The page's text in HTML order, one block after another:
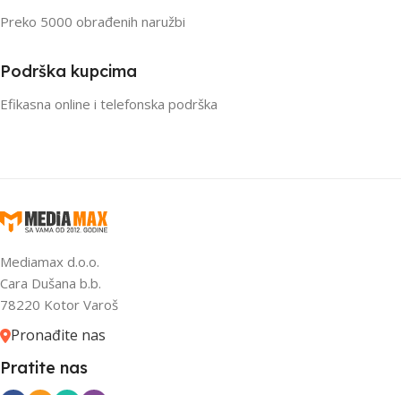
Preko 5000 obrađenih naružbi
Podrška kupcima
Efikasna online i telefonska podrška
Mediamax d.o.o.
Cara Dušana b.b.
78220 Kotor Varoš
Pronađite nas
Pratite nas